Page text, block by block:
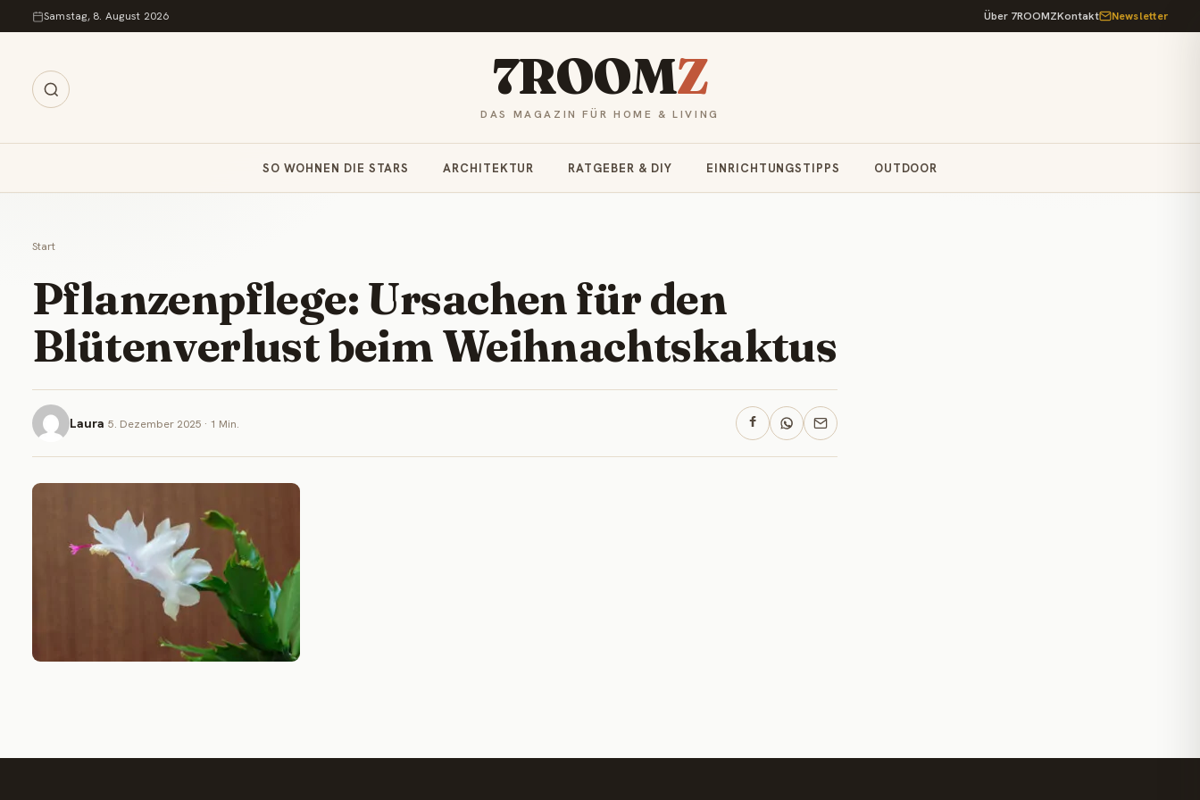
Zum Inhalt springen
Samstag, 8. August 2026 Über 7ROOMZKontakt Newsletter
7ROOMZ
DAS MAGAZIN FÜR HOME & LIVING
SO WOHNEN DIE STARS ARCHITEKTUR RATGEBER & DIY EINRICHTUNGSTIPPS OUTDOOR
Start
Pflanzenpflege: Ursachen für den
Blütenverlust beim Weihnachtskaktus
Laura 5. Dezember 2025 · 1 Min.